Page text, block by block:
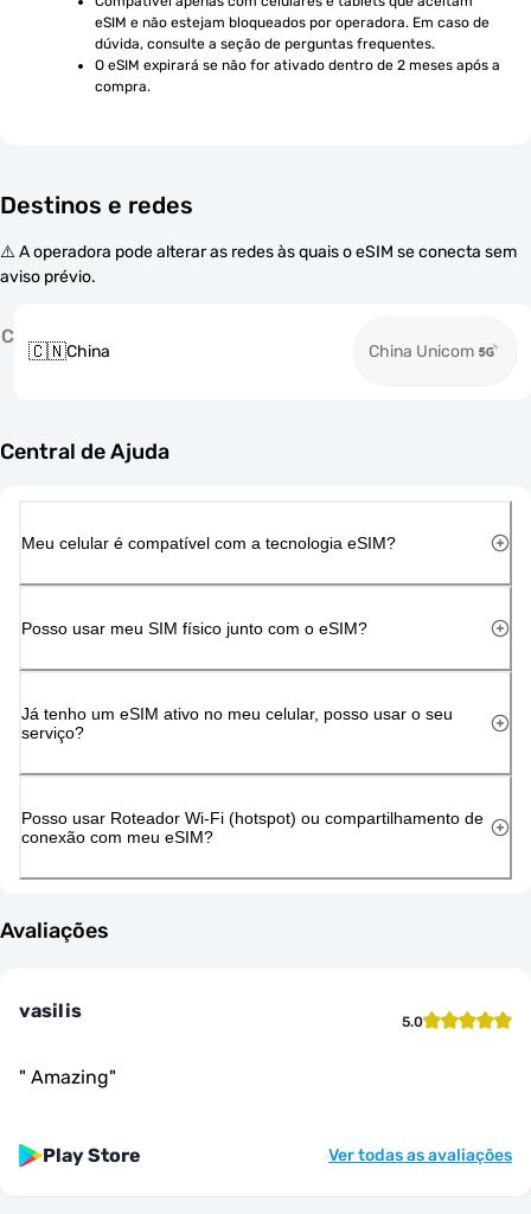
eSIM e não estejam bloqueados por operadora. Em caso de
dúvida, consulte a seção de perguntas frequentes.
O eSIM expirará se não for ativado dentro de 2 meses após a
compra.
Destinos e redes
⚠️ A operadora pode alterar as redes às quais o eSIM se conecta sem
aviso prévio.
C
🇨🇳China China Unicom
Central de Ajuda
Meu celular é compatível com a tecnologia eSIM?
Posso usar meu SIM físico junto com o eSIM?
Já tenho um eSIM ativo no meu celular, posso usar o seu
serviço?
Posso usar Roteador Wi-Fi (hotspot) ou compartilhamento de
conexão com meu eSIM?
Avaliações
vasilis 5.0
" Amazing"
Play Store Ver todas as avaliações